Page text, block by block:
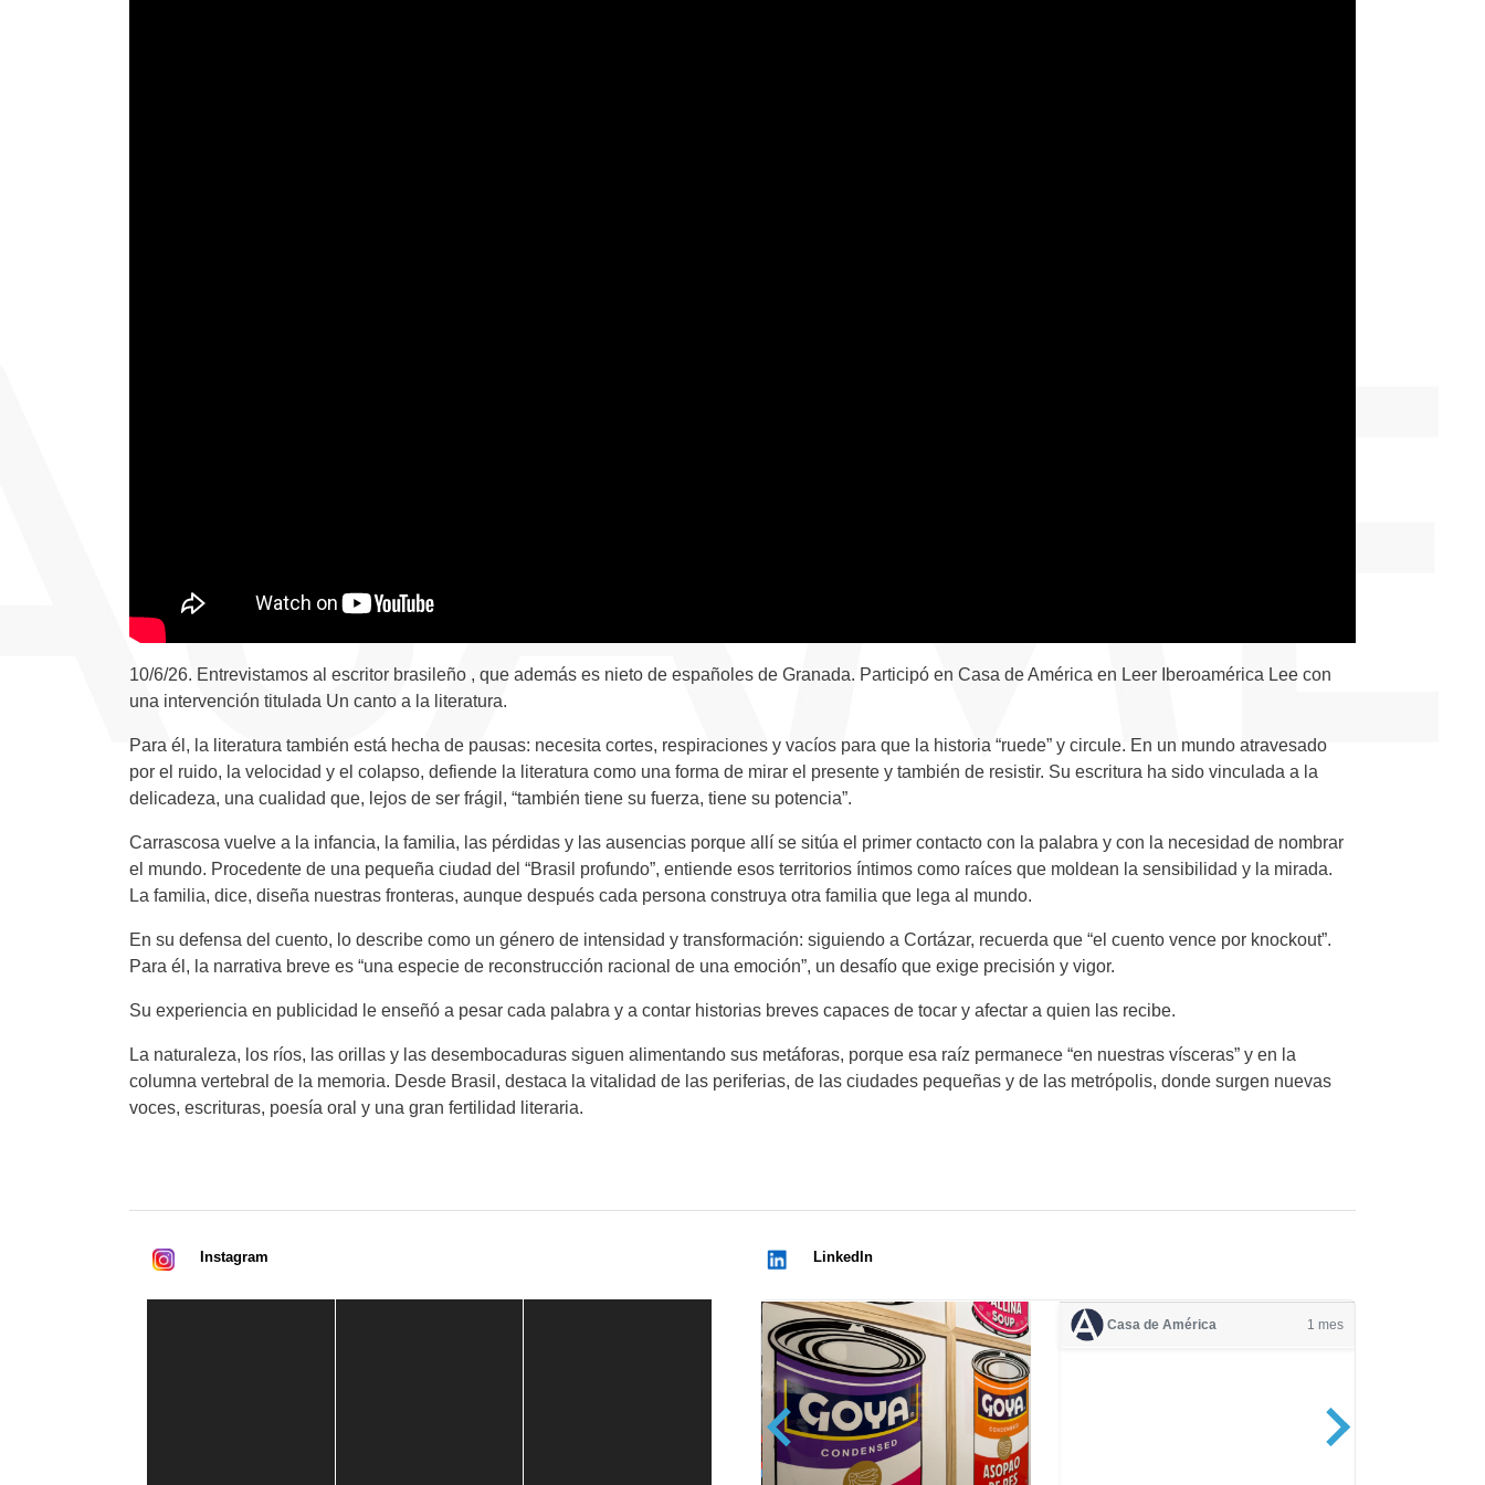
10/6/26. Entrevistamos al escritor brasileño , que además es nieto de españoles de Granada. Participó en Casa de América en Leer Iberoamérica Lee con
una intervención titulada Un canto a la literatura.
Para él, la literatura también está hecha de pausas: necesita cortes, respiraciones y vacíos para que la historia “ruede” y circule. En un mundo atravesado
por el ruido, la velocidad y el colapso, defiende la literatura como una forma de mirar el presente y también de resistir. Su escritura ha sido vinculada a la
delicadeza, una cualidad que, lejos de ser frágil, “también tiene su fuerza, tiene su potencia”.
Carrascosa vuelve a la infancia, la familia, las pérdidas y las ausencias porque allí se sitúa el primer contacto con la palabra y con la necesidad de nombrar
el mundo. Procedente de una pequeña ciudad del “Brasil profundo”, entiende esos territorios íntimos como raíces que moldean la sensibilidad y la mirada.
La familia, dice, diseña nuestras fronteras, aunque después cada persona construya otra familia que lega al mundo.
En su defensa del cuento, lo describe como un género de intensidad y transformación: siguiendo a Cortázar, recuerda que “el cuento vence por knockout”.
Para él, la narrativa breve es “una especie de reconstrucción racional de una emoción”, un desafío que exige precisión y vigor.
Su experiencia en publicidad le enseñó a pesar cada palabra y a contar historias breves capaces de tocar y afectar a quien las recibe.
La naturaleza, los ríos, las orillas y las desembocaduras siguen alimentando sus metáforas, porque esa raíz permanece “en nuestras vísceras” y en la
columna vertebral de la memoria. Desde Brasil, destaca la vitalidad de las periferias, de las ciudades pequeñas y de las metrópolis, donde surgen nuevas
voces, escrituras, poesía oral y una gran fertilidad literaria.
Instagram LinkedIn
Casa de América 1 mes